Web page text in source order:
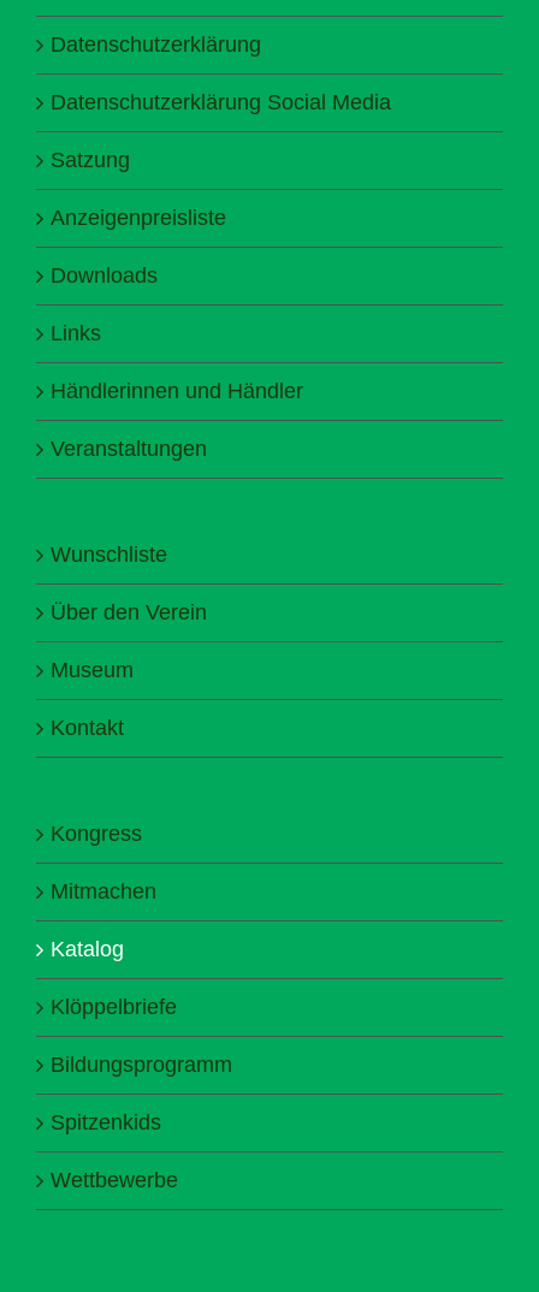
Datenschutzerklärung
Datenschutzerklärung Social Media
Satzung
Anzeigenpreisliste
Downloads
Links
Händlerinnen und Händler
Veranstaltungen
Wunschliste
Über den Verein
Museum
Kontakt
Kongress
Mitmachen
Katalog
Klöppelbriefe
Bildungsprogramm
Spitzenkids
Wettbewerbe